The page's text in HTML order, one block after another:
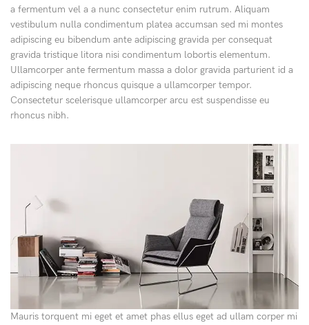
a fermentum vel a a nunc consectetur enim rutrum. Aliquam
vestibulum nulla condimentum platea accumsan sed mi montes
adipiscing eu bibendum ante adipiscing gravida per consequat
gravida tristique litora nisi condimentum lobortis elementum.
Ullamcorper ante fermentum massa a dolor gravida parturient id a
adipiscing neque rhoncus quisque a ullamcorper tempor.
Consectetur scelerisque ullamcorper arcu est suspendisse eu
rhoncus nibh.
Mauris torquent mi eget et amet phas ellus eget ad ullam corper mi